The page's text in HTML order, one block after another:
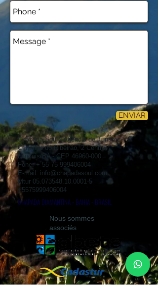
ENVIAR
Chapada Soul - Agência de Turismo
Caminho do Ribeirão, 2 Centro
Lençóis/BA - CEP 46960-000
Fone: + 55 75 999406004
E-mail: info@chapadasoul.com
Mtur 05.073548.10.0001-5
+5575999406004
CHAPADA DIAMANTINA - BAHIA - BRASIL
Nous sommes
associés